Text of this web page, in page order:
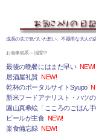
成長の先で気づいた想い、不器用な大人の
お食事処系～活躍中
最後の晩餐にはまだ早い NEW!
居酒屋礼賛 NEW!
乾杯のポータルサイトSyupo
新米フードアナリスト・ハツ
園山真希絵「こころのごはん手
ビールが主食 NEW!
楽食備忘録 NEW!